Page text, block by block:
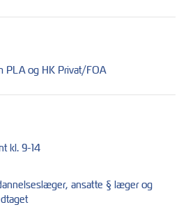
PLA og HK Privat/FOA
kl. 9-14
ansatte § læger og